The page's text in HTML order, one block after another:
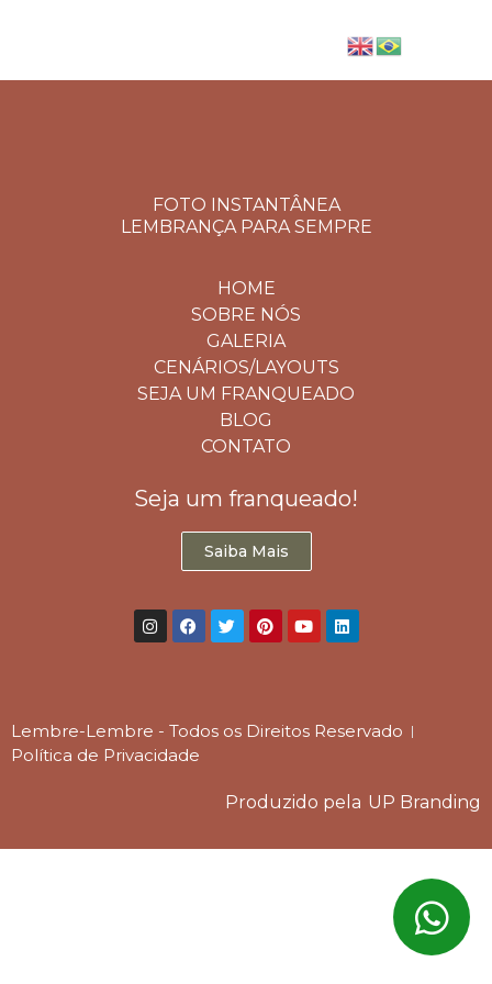
FOTO INSTANTÂNEA
LEMBRANÇA PARA SEMPRE
HOME
SOBRE NÓS
GALERIA
CENÁRIOS/LAYOUTS
SEJA UM FRANQUEADO
BLOG
CONTATO
Seja um franqueado!
Saiba Mais
Lembre-Lembre - Todos os Direitos Reservado
Política de Privacidade
Produzido pela UP Branding